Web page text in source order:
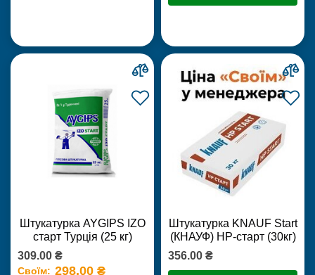
Штукатурка AYGIPS IZO
старт Турція (25 кг)
309.00 ₴
Своїм: 298.00 ₴
Штукатурка KNAUF Start
(КНАУФ) НР-старт (30кг)
356.00 ₴